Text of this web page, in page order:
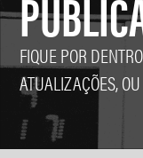
FIQUE POR
ATUALIZAÇÕES,